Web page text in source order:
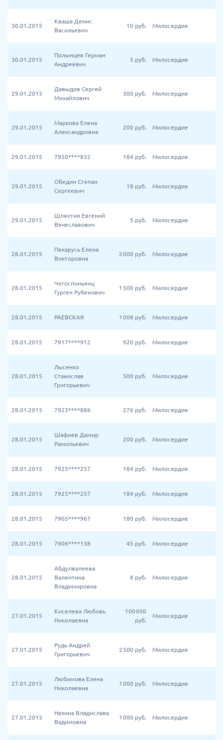
30.01.2015
Кваша Денис
Васильевич
10 руб. Милосердие
30.01.2015
Полынцев Герман
Андреевич
5 руб. Милосердие
29.01.2015
Давыдов Сергей
Михайлович
300 руб. Милосердие
29.01.2015
Маркова Елена
Александровна
200 руб. Милосердие
29.01.2015 7950****832 184 руб. Милосердие
29.01.2015
Обедин Степан
Сергеевич
18 руб. Милосердие
29.01.2015
Шляхтин Евгений
Вячеславович
5 руб. Милосердие
28.01.2015
Пекарусь Елена
Викторовна
2 000 руб. Милосердие
28.01.2015
Чегоспоньянц
Гурген Рубенович
1 500 руб. Милосердие
28.01.2015 РАЕВСКАЯ 1 008 руб. Милосердие
28.01.2015 7917****912 920 руб. Милосердие
28.01.2015
Лысенко
Станислав
Григорьевич
500 руб. Милосердие
28.01.2015 7923****886 276 руб. Милосердие
28.01.2015
Шафиев Дамир
Рамильевич
200 руб. Милосердие
28.01.2015 7925****257 184 руб. Милосердие
28.01.2015 7925****257 184 руб. Милосердие
28.01.2015 7905****967 180 руб. Милосердие
28.01.2015 7906****138 45 руб. Милосердие
28.01.2015
Абдулвалеева
Валентина
Владимировна
8 руб. Милосердие
27.01.2015
Киселева Любовь
Николаевна
100 000
руб.
Милосердие
27.01.2015
Рудь Андрей
Григорьевич
2 500 руб. Милосердие
27.01.2015
Любимова Елена
Николаевна
1 000 руб. Милосердие
27.01.2015
Назина Владислава
Вадимовна
1 000 руб. Милосердие